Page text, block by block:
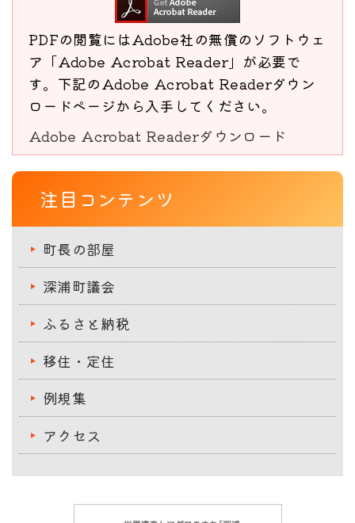
PDFの閲覧にはAdobe社の無償のソフトウェ
ア「Adobe Acrobat Reader」が必要で
す。下記のAdobe Acrobat Readerダウン
ロードページから入手してください。
Adobe Acrobat Readerダウンロード
注目コンテンツ
町長の部屋
深浦町議会
ふるさと納税
移住・定住
例規集
アクセス